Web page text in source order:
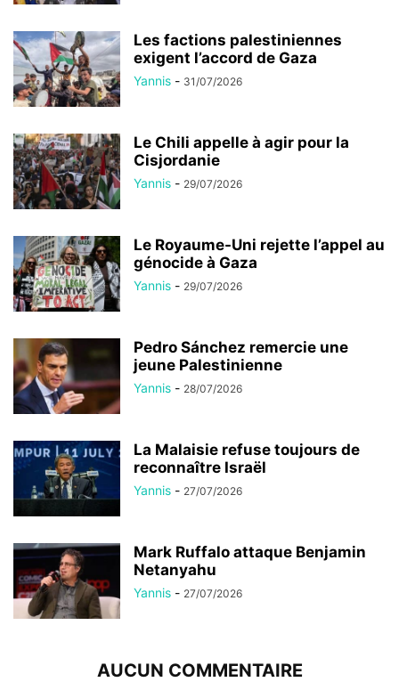
Les factions palestiniennes
exigent l’accord de Gaza
Yannis - 31/07/2026
Le Chili appelle à agir pour la
Cisjordanie
Yannis - 29/07/2026
Le Royaume-Uni rejette l’appel au
génocide à Gaza
Yannis - 29/07/2026
Pedro Sánchez remercie une
jeune Palestinienne
Yannis - 28/07/2026
La Malaisie refuse toujours de
reconnaître Israël
Yannis - 27/07/2026
Mark Ruffalo attaque Benjamin
Netanyahu
Yannis - 27/07/2026
AUCUN COMMENTAIRE